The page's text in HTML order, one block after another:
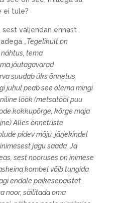
ei tule?
väljendan ennast
„ Tegelikult on
tema
jõutagavarad
suudab üks õnnetus
juhul peab see olema mingi
löök (metsatööl puu
kokkupõrge, kõrge maja
Alles õnnetuste
pidev mõju, järjekindel
jagu saada. Ja
sest nooruses on inimese
kombel võib tungida
endale päikesepaistet.
noor, säilitada oma